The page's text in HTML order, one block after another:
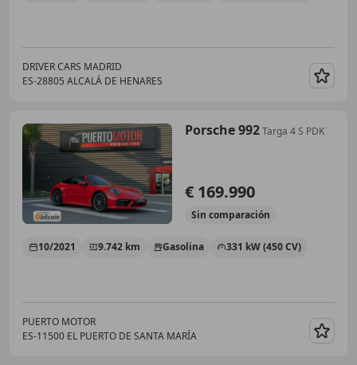
DRIVER CARS MADRID
ES-28805 ALCALÁ DE HENARES
Porsche 992Targa 4 S PDK
€ 169.990
Sin comparación
10/2021 9.742 km Gasolina 331 kW (450 CV)
PUERTO MOTOR
ES-11500 EL PUERTO DE SANTA MARÍA